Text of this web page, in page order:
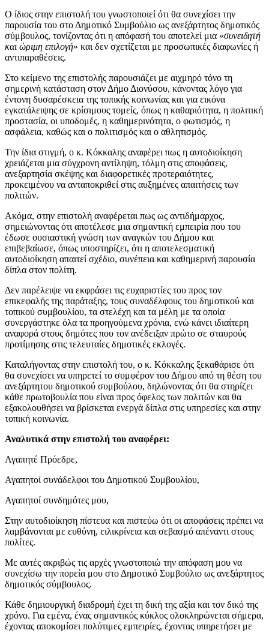
Ο ίδιος στην επιστολή του γνωστοποιεί ότι θα συνεχίσει την
παρουσία του στο Δημοτικό Συμβούλιο ως ανεξάρτητος δημοτικός
σύμβουλος, τονίζοντας ότι η απόφασή του αποτελεί μια «συνειδητή
και ώριμη επιλογή» και δεν σχετίζεται με προσωπικές διαφωνίες ή
αντιπαραθέσεις.
Στο κείμενο της επιστολής παρουσιάζει με αιχμηρό τόνο τη
σημερινή κατάσταση στον Δήμο Διονύσου, κάνοντας λόγο για
έντονη δυσαρέσκεια της τοπικής κοινωνίας και για εικόνα
εγκατάλειψης σε κρίσιμους τομείς, όπως η καθαριότητα, η πολιτική
προστασία, οι υποδομές, η καθημερινότητα, ο φωτισμός, η
ασφάλεια, καθώς και ο πολιτισμός και ο αθλητισμός.
Την ίδια στιγμή, ο κ. Κόκκαλης αναφέρει πως η αυτοδιοίκηση
χρειάζεται μια σύγχρονη αντίληψη, τόλμη στις αποφάσεις,
ανεξαρτησία σκέψης και διαφορετικές προτεραιότητες,
προκειμένου να ανταποκριθεί στις αυξημένες απαιτήσεις των
πολιτών.
Ακόμα, στην επιστολή αναφέρεται πως ως αντιδήμαρχος,
σημειώνοντας ότι αποτέλεσε μια σημαντική εμπειρία που του
έδωσε ουσιαστική γνώση των αναγκών του Δήμου και
επιβεβαίωσε, όπως υποστηρίζει, ότι η αποτελεσματική
αυτοδιοίκηση απαιτεί σχέδιο, συνέπεια και καθημερινή παρουσία
δίπλα στον πολίτη.
Δεν παρέλειψε να εκφράσει τις ευχαριστίες του προς τον
επικεφαλής της παράταξης, τους συναδέλφους του δημοτικού και
τοπικού συμβουλίου, τα στελέχη και τα μέλη με τα οποία
συνεργάστηκε όλα τα προηγούμενα χρόνια, ενώ κάνει ιδιαίτερη
αναφορά στους δημότες που τον ανέδειξαν πρώτο σε σταυρούς
προτίμησης στις τελευταίες δημοτικές εκλογές.
Καταλήγοντας στην επιστολή του, ο κ. Κόκκαλης ξεκαθάρισε ότι
θα συνεχίσει να υπηρετεί το συμφέρον του Δήμου από τη θέση του
ανεξάρτητου δημοτικού συμβούλου, δηλώνοντας ότι θα στηρίζει
κάθε πρωτοβουλία που είναι προς όφελος των πολιτών και θα
εξακολουθήσει να βρίσκεται ενεργά δίπλα στις υπηρεσίες και στην
τοπική κοινωνία.
Αναλυτικά στην επιστολή του αναφέρει:
Αγαπητέ Πρόεδρε,
Αγαπητοί συνάδελφοι του Δημοτικού Συμβουλίου,
Αγαπητοί συνδημότες μου,
Στην αυτοδιοίκηση πίστευα και πιστεύω ότι οι αποφάσεις πρέπει να
λαμβάνονται με ευθύνη, ειλικρίνεια και σεβασμό απέναντι στους
πολίτες.
Με αυτές ακριβώς τις αρχές γνωστοποιώ την απόφαση μου να
συνεχίσω την πορεία μου στο Δημοτικό Συμβούλιο ως ανεξάρτητος
δημοτικός σύμβουλος.
Κάθε δημιουργική διαδρομή έχει τη δική της αξία και τον δικό της
χρόνο. Για εμένα, ένας σημαντικός κύκλος ολοκληρώνεται σήμερα,
έχοντας αποκομίσει πολύτιμες εμπειρίες, έχοντας υπηρετήσει με